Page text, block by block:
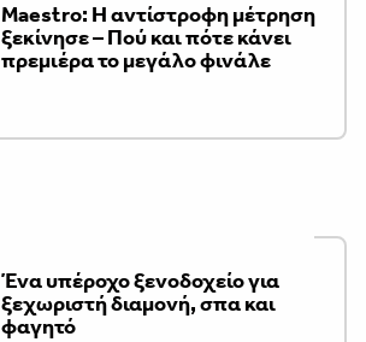
Maestro: Η αντίστροφη μέτρηση
ξεκίνησε – Πού και πότε κάνει
πρεμιέρα το μεγάλο φινάλε
Ένα υπέροχο ξενοδοχείο για
ξεχωριστή διαμονή, σπα και
φαγητό